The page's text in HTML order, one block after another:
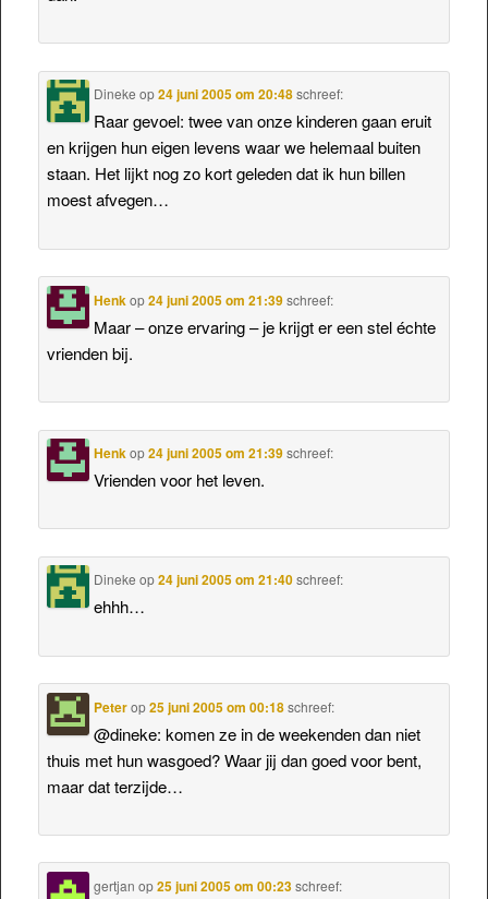
Dineke op24 juni 2005 om 20:48 schreef:
Raar gevoel: twee van onze kinderen gaan eruit
en krijgen hun eigen levens waar we helemaal buiten
staan. Het lijkt nog zo kort geleden dat ik hun billen
moest afvegen…
Henkop24 juni 2005 om 21:39 schreef:
Maar – onze ervaring – je krijgt er een stel échte
vrienden bij.
Henkop24 juni 2005 om 21:39 schreef:
Vrienden voor het leven.
Dineke op24 juni 2005 om 21:40 schreef:
ehhh…
Peterop25 juni 2005 om 00:18 schreef:
@dineke: komen ze in de weekenden dan niet
thuis met hun wasgoed? Waar jij dan goed voor bent,
maar dat terzijde…
gertjan op25 juni 2005 om 00:23 schreef: